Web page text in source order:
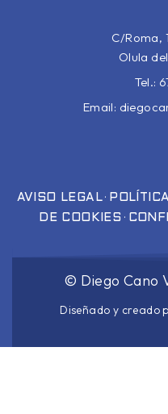
C/Roma,
Olula
Tel.:
Email:
AVISO LEGAL·
DE COOKIES ·
© Diego Cano
Diseñado y creado